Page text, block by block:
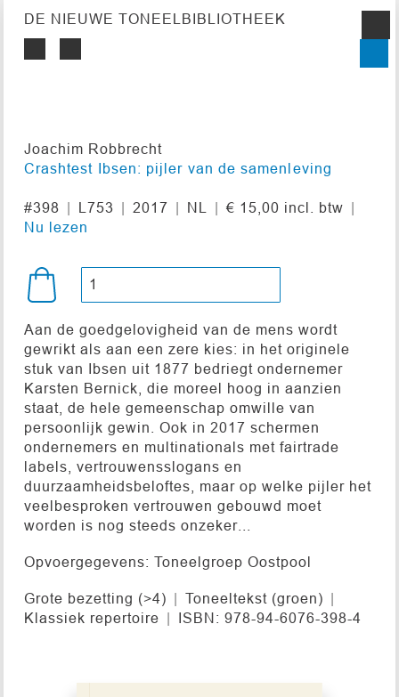
DE NIEUWE TONEELBIBLIOTHEEK
Joachim Robbrecht
Crashtest Ibsen: pijler van de samenleving
#398 L753 2017 NL
€ 15,00 incl. btw
Nu lezen
Aan de goedgelovigheid van de mens wordt
gewrikt als aan een zere kies: in het originele
stuk van Ibsen uit 1877 bedriegt ondernemer
Karsten Bernick, die moreel hoog in aanzien
staat, de hele gemeenschap omwille van
persoonlijk gewin. Ook in 2017 schermen
ondernemers en multinationals met fairtrade
labels, vertrouwensslogans en
duurzaamheidsbeloftes, maar op welke pijler het
veelbesproken vertrouwen gebouwd moet
worden is nog steeds onzeker...
Opvoergegevens: Toneelgroep Oostpool
Grote bezetting (>4)
Toneeltekst (groen)
Klassiek repertoire
ISBN: 978-94-6076-398-4